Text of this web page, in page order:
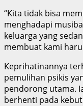
“Kita tidak bisa
menghadapi
keluarga yang
membuat kami
Keprihatinannya
pemulihan psikis
pendorong utama.
berhenti pada